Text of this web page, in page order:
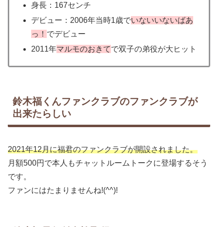
身長：167センチ
デビュー：2006年当時1歳でいないいないばあ
っ！ でデビュー
2011年マルモのおきてで双子の弟役が大ヒット
鈴木福くんファンクラブのファンクラブが
出来たらしい
2021年12月に福君のファンクラブが開設されました。
月額500円で本人もチャットルームトークに登場するそう
です。
ファンにはたまりませんね!(^^)!